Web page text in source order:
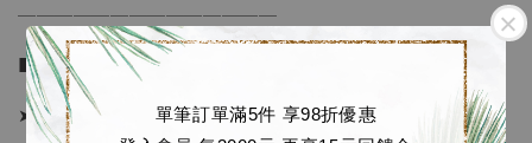
單筆訂單滿5件 享98折優惠
──────────────
■ 販售資訊 (NT$)：
➤ 價格 2280元 (訂金1080)